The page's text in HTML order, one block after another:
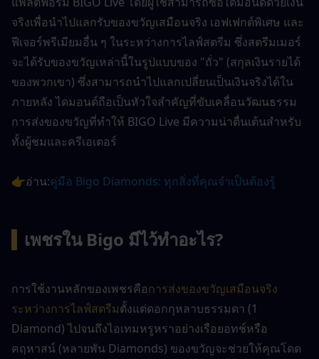
จริงเพื่อนำไปแลกรับของขวัญเสมือนจริง เอฟเฟกต์พิเศษ และ
ฟีเจอร์พรีเมียมอื่น ๆ ในระหว่างการไลฟ์สตรีม ซึ่งสตรีมเมอร์
จะได้รับของขวัญเหล่านี้ในรูปแบบของ "ถั่ว" (สกุลเงินรายได้
ของพวกเขา) ซึ่งสามารถนำไปแลกเปลี่ยนเป็นเงินจริงได้ใน
ภายหลัง ไดมอนด์ถือเป็นหัวใจสำคัญที่ขับเคลื่อนวัฒนธรรม
การส่งของขวัญที่ทำให้ BIGO Live มีความน่าตื่นเต้นสำหรับ
ทั้งผู้ชมและครีเอเตอร์
👉อ่าน:คู่มือ Bigo Diamonds: ทุกสิ่งที่คุณจำเป็นต้องรู้
เพชรใน Bigo มีไว้ทำอะไร?
การใช้งานหลักของเพชรคือการส่งของขวัญเสมือนจริง
ระหว่างการไลฟ์สตรีมตั้งแต่ดอกกุหลาบธรรมดา (1
Diamond) ไปจนถึงไอเทมหรูหราอย่างเรือยอทช์หรือ
คฤหาสน์ (หลายพัน Diamonds) ของขวัญจะช่วยให้คุณโดด